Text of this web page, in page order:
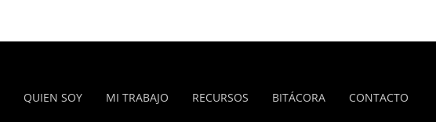
QUIEN SOY MI TRABAJO RECURSOS BITÁCORA CONTACTO